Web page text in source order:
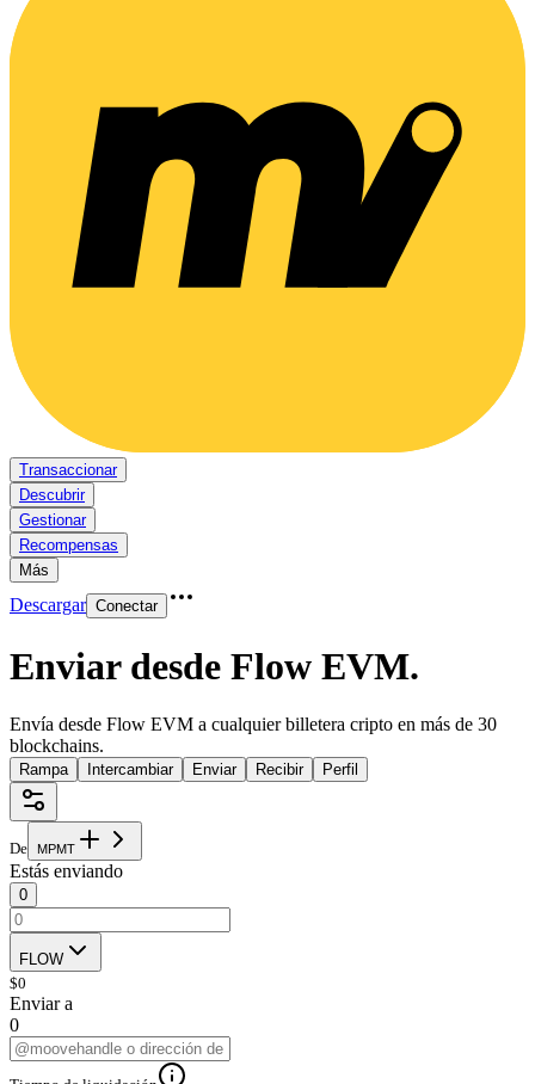
Transaccionar
Descubrir
Gestionar
Recompensas
Más
Descargar Conectar
Enviar desde Flow EVM.
Envía desde Flow EVM a cualquier billetera cripto en más de 30
blockchains.
Rampa Intercambiar Enviar Recibir Perfil
De MPMT
Estás enviando
0
FLOW
$0
Enviar a
0